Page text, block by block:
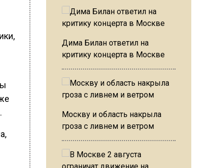
Дима Билан ответил на
критику концерта в Москве
Москву и область накрыла
гроза с ливнем и ветром